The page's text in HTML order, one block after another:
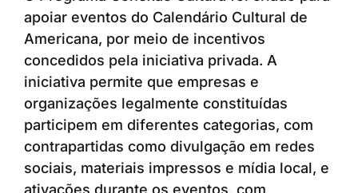
apoiar eventos do Calendário Cultural de
Americana, por meio de incentivos
concedidos pela iniciativa privada. A
iniciativa permite que empresas e
organizações legalmente constituídas
participem em diferentes categorias, com
contrapartidas como divulgação em redes
sociais, materiais impressos e mídia local, e